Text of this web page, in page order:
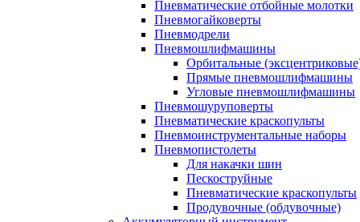
Пневматические отбойные молотки
Пневмогайковерты
Пневмодрели
Пневмошлифмашины
Орбитальные
Прямые пневмошлифмашины
Угловые пневмошлифмашины
Пневмошуруповерты
Пневматические краскопульты
Пневмоинструментальные наборы
Пневмопистолеты
Для накачки шин
Пескоструйные
Пневматические краскопульты
Продувочные (обдувочные)